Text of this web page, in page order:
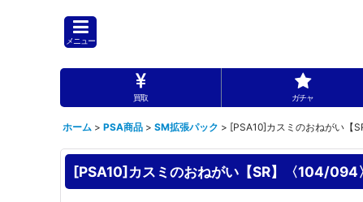
メニュー
買取 ガチャ
ホーム > PSA商品 > SM拡張パック > [PSA10]カスミのおねがい【
[PSA10]カスミのおねがい【SR】〈104/094